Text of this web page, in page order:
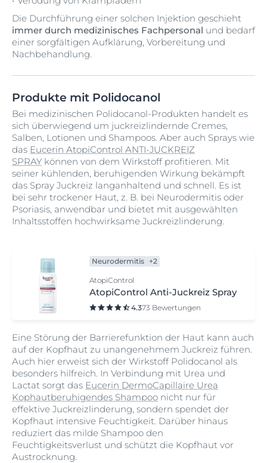
Die Durchführung einer solchen Injektion geschieht
immer durch medizinisches Fachpersonal und bedarf
einer sorgfältigen Aufklärung, Vorbereitung und
Nachbehandlung.
Produkte mit Polidocanol
Bei medizinischen Polidocanol-Produkten handelt es
sich überwiegend um juckreizlindernde Cremes,
Salben, Lotionen und Shampoos. Aber auch Sprays wie
das Eucerin AtopiControl ANTI-JUCKREIZ
SPRAY können von dem Wirkstoff profitieren. Mit
seiner kühlenden, beruhigenden Wirkung bekämpft
das Spray Juckreiz langanhaltend und schnell. Es ist
bei sehr trockener Haut, z. B. bei Neurodermitis oder
Psoriasis, anwendbar und bietet mit ausgewählten
Inhaltsstoffen hochwirksame Juckreizlinderung.
Neurodermitis +2
AtopiControl
AtopiControl Anti-Juckreiz Spray
4.373 Bewertungen
Eine Störung der Barrierefunktion der Haut kann auch
auf der Kopfhaut zu unangenehmem Juckreiz führen.
Auch hier erweist sich der Wirkstoff Polidocanol als
besonders hilfreich. In Verbindung mit Urea und
Lactat sorgt das Eucerin DermoCapillaire Urea
Kophautberuhigendes Shampoo nicht nur für
effektive Juckreizlinderung, sondern spendet der
Kopfhaut intensive Feuchtigkeit. Darüber hinaus
reduziert das milde Shampoo den
Feuchtigkeitsverlust und schützt die Kopfhaut vor
Austrocknung.